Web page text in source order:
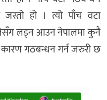
हो । त्यो पाँच वटा
लड्न आउन नेपालमा कुनै
कारण गठबन्धन गर्न जरुरी छ